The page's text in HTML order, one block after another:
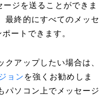
ジを送ることができま
最終的にすべてのメッセ
ートできます。
クアップしたい場合は、
ョン を強くお勧めしま
パソコン上でメッセージ